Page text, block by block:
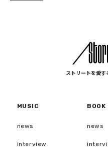
ストリートを愛す
MUSIC
news
interview
BOOK
news